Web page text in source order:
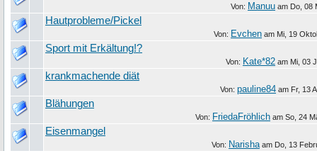
Von: Manuu am Do, 08
Hautprobleme/Pickel
Von: Evchen am Mi, 19
Sport mit Erkältung!?
Von: Kate*82 am Mi, 03
krankmachende diät
Von: pauline84 am Fr, 13
Blähungen
Von: FriedaFröhlich am So, 24
Eisenmangel
Von: Narisha am Do, 13